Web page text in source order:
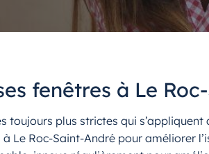
fenêtres à Le
toujours plus strictes qui
Le Roc-Saint-André pour améliorer